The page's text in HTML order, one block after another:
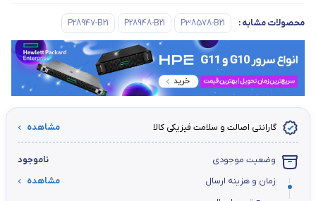
محصولات مشابه:
P38578-B21
P28948-B21
P28947-B21
گارانتی اصالت و سلامت فیزیکی کالا مشاهده
وضعیت موجودی
ناموجود
زمان و هزینه ارسال
مشاهده